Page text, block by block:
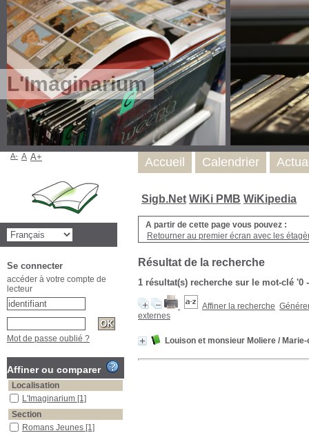
L'Imaginarium
Sigb.Net WiKi PMB WiKipedia
A partir de cette page vous pouvez :
Retourner au premier écran avec les
Résultat de la recherche
1 résultat(s) recherche sur le mot-clé '0
Affiner la recherche
externes
Louison et monsieur Moliere /
Accueil Calendrier
A- A A+
Se connecter
accéder à votre compte de
lecteur
Mot de passe oublié ?
Affiner ou comparer
Localisation
L'Imaginarium [1]
Section
Romans Jeunes [1]